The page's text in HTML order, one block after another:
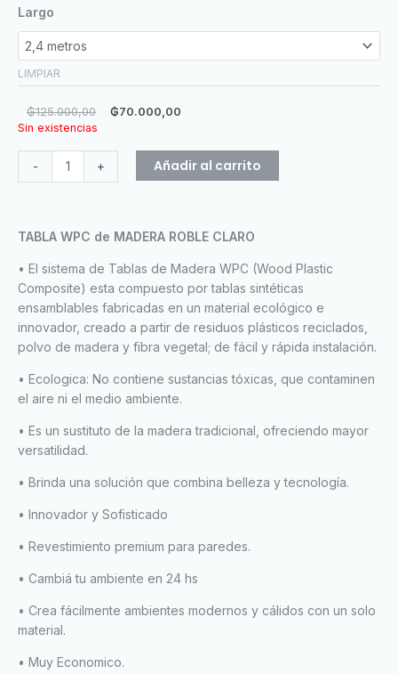
desde
₲70.000,00
hasta
Largo
LIMPIAR
₲125.000,00
precio
era:
₲125.000,00.
₲70.000,00
precio
es:
₲70.000,00.
Sin existencias
-
Tabla
WPC
de
Madera
Roble
Claro
cantidad
+ Añadir al carrito
TABLA WPC de MADERA ROBLE CLARO
• El sistema de Tablas de Madera WPC (Wood Plastic
Composite) esta compuesto por tablas sintéticas
ensamblables fabricadas en un material ecológico e
innovador, creado a partir de residuos plásticos reciclados,
polvo de madera y fibra vegetal; de fácil y rápida instalación.
• Ecologica: No contiene sustancias tóxicas, que contaminen
el aire ni el medio ambiente.
• Es un sustituto de la madera tradicional, ofreciendo mayor
versatilidad.
• Brinda una solución que combina belleza y tecnología.
• Innovador y Sofisticado
• Revestimiento premium para paredes.
• Cambiá tu ambiente en 24 hs
• Crea fácilmente ambientes modernos y cálidos con un solo
material.
• Muy Economico.